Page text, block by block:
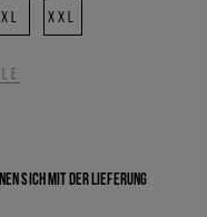
XL XXL
sich mit der Lieferung